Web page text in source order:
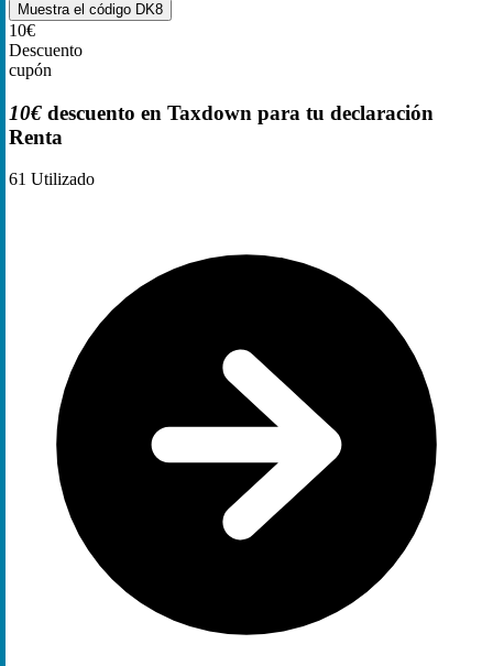
Muestra el código DK8
10€
Descuento
cupón
10€ descuento en Taxdown para tu declaración
Renta
61 Utilizado